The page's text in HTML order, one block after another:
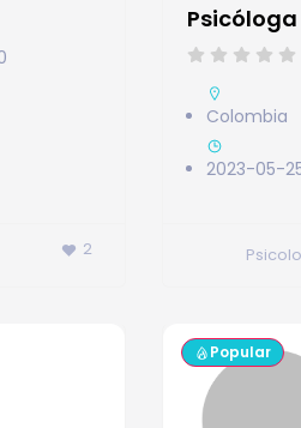
2
Psicóloga
Colombia
2023-05-
Popular